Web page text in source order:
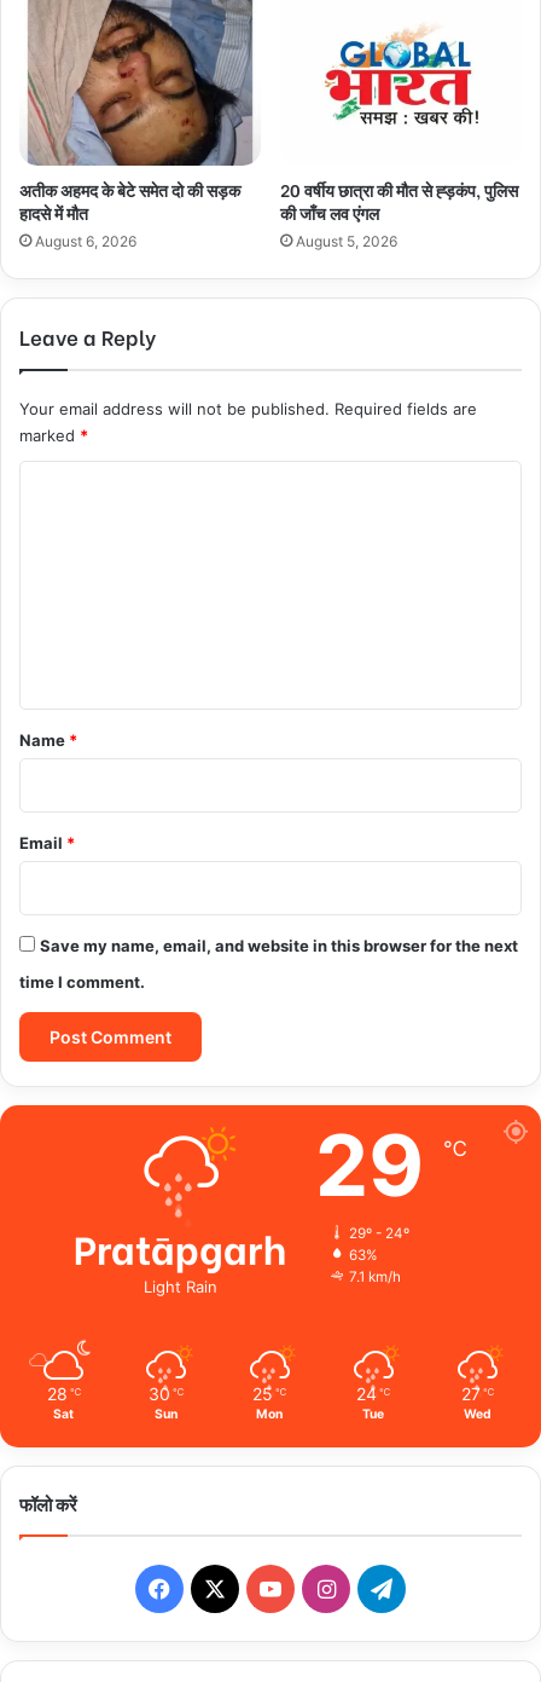
अतीक अहमद के बेटे समेत दो की सड़क
हादसे में मौत
August 6, 2026
20 वर्षीय छात्रा की मौत से ह्ड़कंप, पुलिस
की जाँच लव एंगल
August 5, 2026
Leave a Reply
Your email address will not be published. Required fields are
marked *
*
Name *
Email *
Save my name, email, and website in this browser for the next
time I comment.
Pratāpgarh
Light Rain
29 ℃
29º - 24º
63%
7.1 km/h
28 ℃
Sat
30 ℃
Sun
25 ℃
Mon
24 ℃
Tue
27 ℃
Wed
फॉलो करें
Facebook
X YouTubeInstagramTelegram